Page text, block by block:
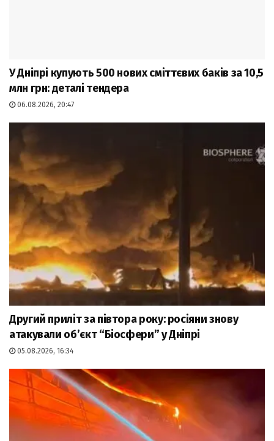
У Дніпрі купують 500 нових сміттєвих баків за 10,5
млн грн: деталі тендера
06.08.2026, 20:47
Другий приліт за півтора року: росіяни знову
атакували об’єкт “Біосфери” у Дніпрі
05.08.2026, 16:34